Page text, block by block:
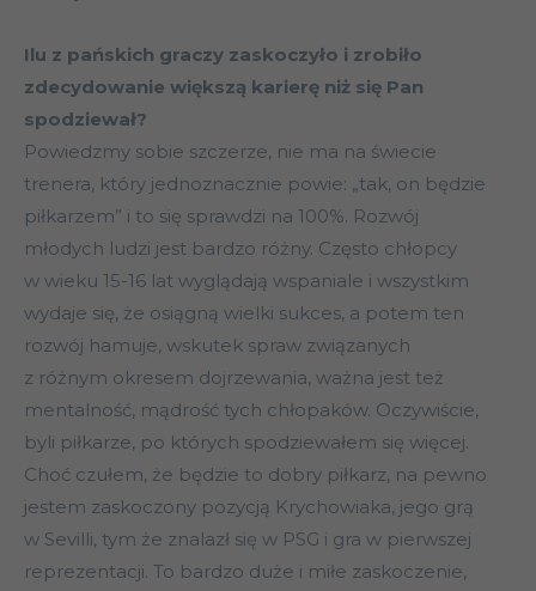
Ilu z pańskich graczy zaskoczyło i zrobiło
zdecydowanie większą karierę niż się Pan
spodziewał?
Powiedzmy sobie szczerze, nie ma na świecie
trenera, który jednoznacznie powie: „tak, on będzie
piłkarzem” i to się sprawdzi na 100%. Rozwój
młodych ludzi jest bardzo różny. Często chłopcy
w wieku 15-16 lat wyglądają wspaniale i wszystkim
wydaje się, że osiągną wielki sukces, a potem ten
rozwój hamuje, wskutek spraw związanych
z różnym okresem dojrzewania, ważna jest też
mentalność, mądrość tych chłopaków. Oczywiście,
byli piłkarze, po których spodziewałem się więcej.
Choć czułem, że będzie to dobry piłkarz, na pewno
jestem zaskoczony pozycją Krychowiaka, jego grą
w Sevilli, tym że znalazł się w PSG i gra w pierwszej
reprezentacji. To bardzo duże i miłe zaskoczenie,